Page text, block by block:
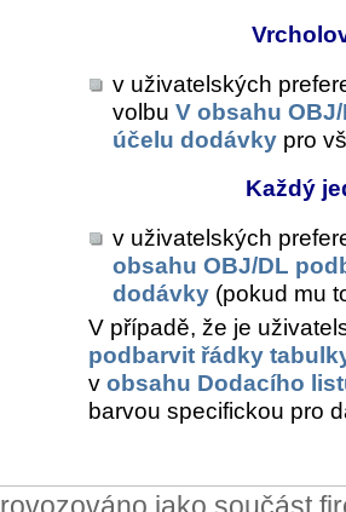
v uživatelských
volbu V obsahu
účelu dodávky pro
Každý
v uživatelských
obsahu OBJ/DL
dodávky (pokud mu
V případě, že je
podbarvit řádky
v obsahu Dodacího
barvou specifickou pro